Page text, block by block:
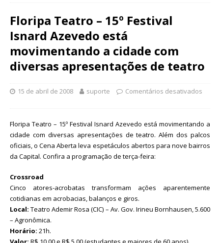
Floripa Teatro – 15º Festival
Isnard Azevedo está
movimentando a cidade com
diversas apresentações de teatro
15 de abril de 2008 suporte Comentários desativados
Floripa Teatro – 15º Festival Isnard Azevedo está movimentando a
cidade com diversas apresentações de teatro. Além dos palcos
oficiais, o Cena Aberta leva espetáculos abertos para nove bairros
da Capital. Confira a programação de terça-feira:
Crossroad
Cinco atores-acrobatas transformam ações aparentemente
cotidianas em acrobacias, balanços e giros.
Local: Teatro Ademir Rosa (CIC) – Av. Gov. Irineu Bornhausen, 5.600
– Agronômica.
Horário: 21h.